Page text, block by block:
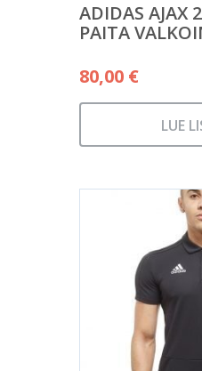
ADIDAS AJAX
PAITA
80,00 €
LUE